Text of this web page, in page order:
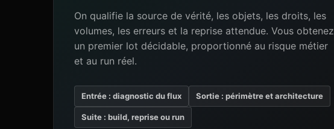
On qualifie la source de vérité, les objets, les droits, les
volumes, les erreurs et la reprise attendue. Vous obtenez
un premier lot décidable, proportionné au risque métier
et au run réel.
Entrée : diagnostic du flux Sortie : périmètre et architecture
Suite : build, reprise ou run